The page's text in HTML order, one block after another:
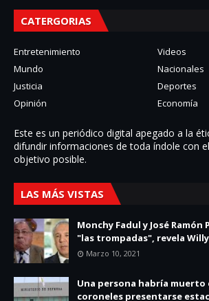
CATERGORIAS
Entretenimiento
Videos
Mundo
Nacionales
Justicia
Deportes
Opinión
Economía
Este es un periódico digital apegado a la
difundir informaciones de toda í­ndole con
objetivo posible.
LAS MÁS VISTAS
Monchy Fadul y José
"las trompadas", revela Willy
Marzo 10, 2021
Una persona habría
coroneles presentarse